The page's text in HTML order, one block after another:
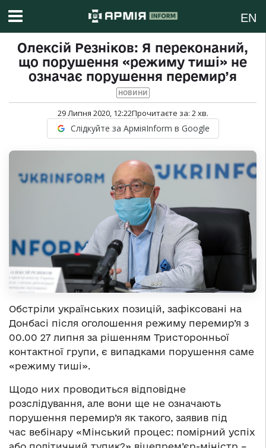
EN
Олексій Резніков: Я переконаний,
що порушення «режиму тиші» не
означає порушення перемир’я
НОВИНИ
29 Липня 2020, 12:22Прочитаєте за: 2хв.
Слідкуйте за АрміяInform в Google
Обстріли українських позицій, зафіксовані на
Донбасі після оголошення режиму перемир’я з
00.00 27 липня за рішенням Тристоронньої
контактної групи, є випадками порушення саме
«режиму тиші».
Щодо них проводиться відповідне
розслідування, але вони ще не означають
порушення перемир’я як такого, заявив під
час вебінару «Мінський процес: помірний успіх